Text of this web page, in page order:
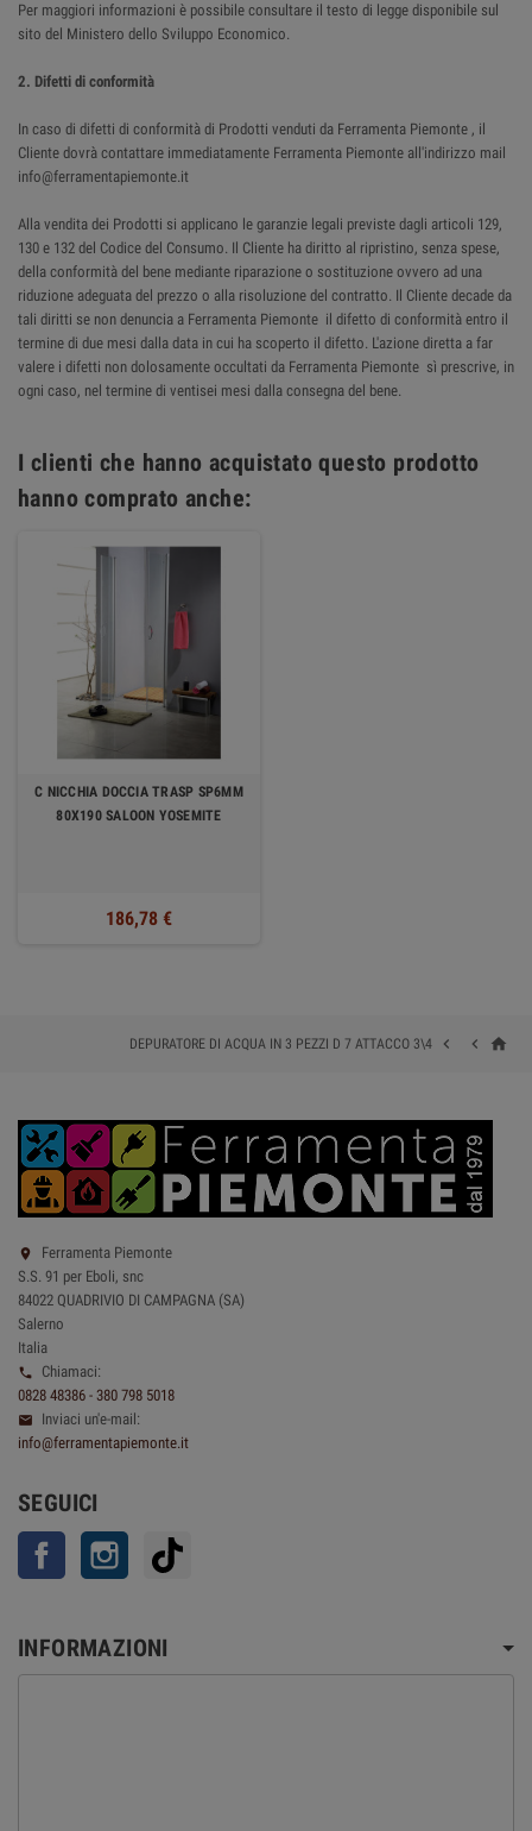
Per maggiori informazioni è possibile consultare il testo di legge disponibile sul
sito del Ministero dello Sviluppo Economico.
2. Difetti di conformità
In caso di difetti di conformità di Prodotti venduti da Ferramenta Piemonte , il
Cliente dovrà contattare immediatamente Ferramenta Piemonte all'indirizzo mail
info@ferramentapiemonte.it
Alla vendita dei Prodotti si applicano le garanzie legali previste dagli articoli 129,
130 e 132 del Codice del Consumo. Il Cliente ha diritto al ripristino, senza spese,
della conformità del bene mediante riparazione o sostituzione ovvero ad una
riduzione adeguata del prezzo o alla risoluzione del contratto. Il Cliente decade da
tali diritti se non denuncia a Ferramenta Piemonte il difetto di conformità entro il
termine di due mesi dalla data in cui ha scoperto il difetto. L'azione diretta a far
valere i difetti non dolosamente occultati da Ferramenta Piemonte sì prescrive, in
ogni caso, nel termine di ventisei mesi dalla consegna del bene.
I clienti che hanno acquistato questo prodotto
hanno comprato anche:
C NICCHIA DOCCIA TRASP SP6MM
80X190 SALOON YOSEMITE
186,78 €
home


DEPURATORE DI ACQUA IN 3 PEZZI D 7 ATTACCO 3\4

Ferramenta Piemonte
S.S. 91 per Eboli, snc
84022 QUADRIVIO DI CAMPAGNA (SA)
Salerno
Italia

Chiamaci:
0828 48386 - 380 798 5018

Inviaci un'e-mail:
info@ferramentapiemonte.it
SEGUICI
Facebook Instagram
INFORMAZIONI